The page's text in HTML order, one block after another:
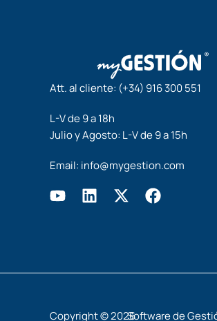
Att. al cliente: (+34) 916 300 551
L-V de 9 a 18h
Julio y Agosto: L-V de 9 a 15h
Email: info@mygestion.com
Y
b
L
d
X
t
F
a
o
Copyright © 2026Software de